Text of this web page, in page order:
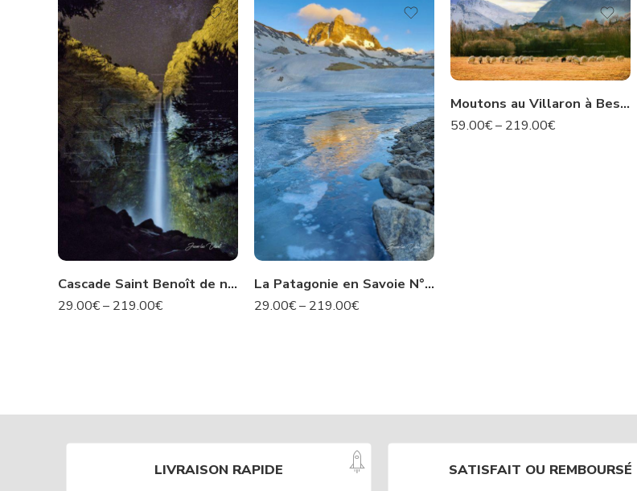
Cascade Saint Benoît de nuit- Avrieux N°424
29.00€– 219.00€
La Patagonie en Savoie N°435
29.00€– 219.00€
Moutons au Villaron à Bessans – Savoie N°35
59.00€– 219.00€
LIVRAISON RAPIDE SATISFAIT OU REMBOURSÉ